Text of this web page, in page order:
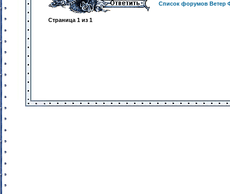
Список форумов Ветер
Страница 1 из 1